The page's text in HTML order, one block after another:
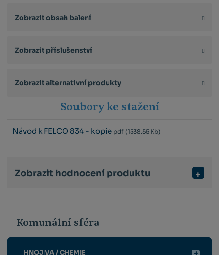
Zobrazit obsah balení
Zobrazit příslušenství
Zobrazit alternativní produkty
Soubory ke stažení
Návod k FELCO 834 - kopie pdf (1538.55 Kb)
Zobrazit hodnocení produktu
Komunální sféra
HNOJIVA / CHEMIE